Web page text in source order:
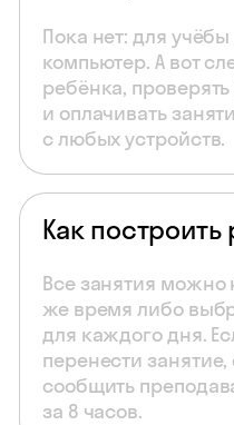
Пока нет: для
компьютер. А вот
ребёнка,
и оплачивать
с любых устройств.
Как
Все занятия можно
же время либо
для каждого дня.
перенести
сообщить
за 8 часов.